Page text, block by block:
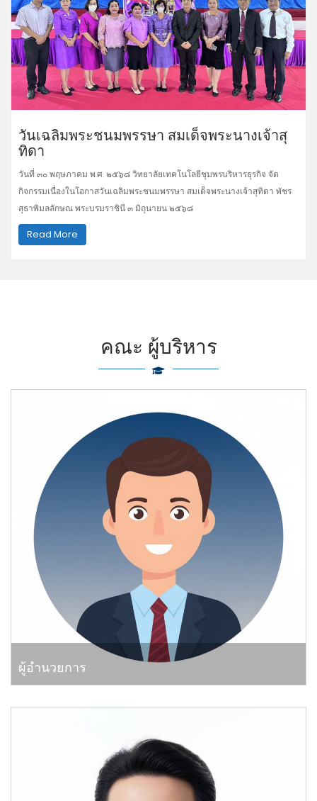
วันเฉลิมพระชนมพรรษา สมเด็จพระนางเจ้าสุ
ทิดา
วันที่ ๓๐ พฤษภาคม พ.ศ. ๒๕๖๘ วิทยาลัยเทคโนโลยีชุมพรบริหารธุรกิจ จัด
กิจกรรมเนื่องในโอกาสวันเฉลิมพระชนมพรรษา สมเด็จพระนางเจ้าสุทิดา พัชร
สุธาพิมลลักษณ พระบรมราชินี ๓ มิถุนายน ๒๕๖๘
Read More
คณะ ผู้บริหาร
ผู้อำนวยการ